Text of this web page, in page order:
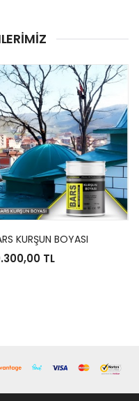
KURŞUN BOYASI
TL